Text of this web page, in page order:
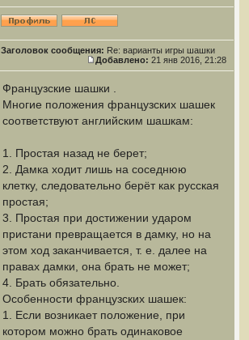
Заголовок сообщения: Re: варианты игры шашки
Добавлено: 21 янв 2016, 21:28
Французские шашки .
Многие положения французских шашек
соответствуют английским шашкам:
1. Простая назад не берет;
2. Дамка ходит лишь на соседнюю
клетку, следовательно берёт как русская
простая;
3. Простая при достижении ударом
пристани превращается в дамку, но на
этом ход заканчивается, т. е. далее на
правах дамки, она брать не может;
4. Брать обязательно.
Особенности французских шашек:
1. Если возникает положение, при
котором можно брать одинаковое